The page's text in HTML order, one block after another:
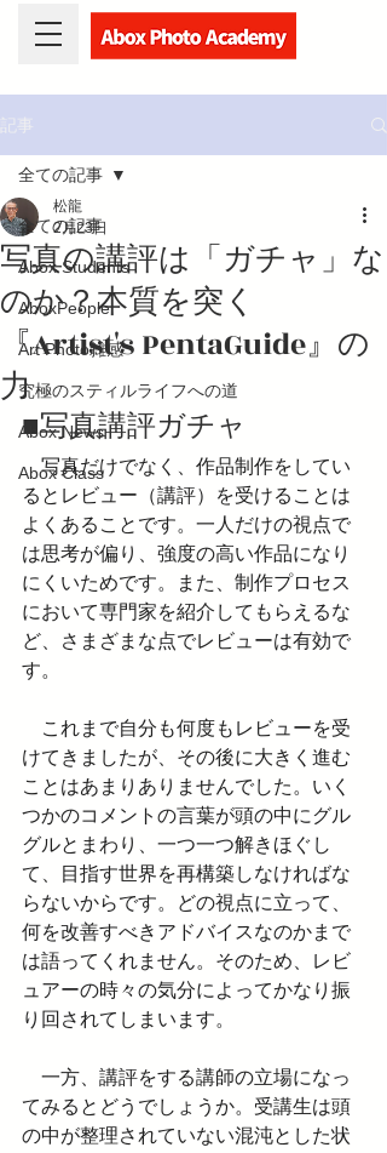
記事
全ての記事
Abox Students
AboxPeople
Art Photo雑感
究極のスティルライフへの道
Abox News
Abox Class
全ての記事
写真の講評は「ガチャ」な
のか？本質を突く
『Artist's PentaGuide』の
力
松龍
2月23日
■写真講評ガチャ
写真だけでなく、作品制作をしてい
るとレビュー（講評）を受けることは
よくあることです。一人だけの視点で
は思考が偏り、強度の高い作品になり
にくいためです。また、制作プロセス
において専門家を紹介してもらえるな
ど、さまざまな点でレビューは有効で
す。
これまで自分も何度もレビューを受
けてきましたが、その後に大きく進む
ことはあまりありませんでした。いく
つかのコメントの言葉が頭の中にグル
グルとまわり、一つ一つ解きほぐし
て、目指す世界を再構築しなければな
らないからです。どの視点に立って、
何を改善すべきアドバイスなのかまで
は語ってくれません。そのため、レビ
ュアーの時々の気分によってかなり振
り回されてしまいます。
一方、講評をする講師の立場になっ
てみるとどうでしょうか。受講生は頭
の中が整理されていない混沌とした状